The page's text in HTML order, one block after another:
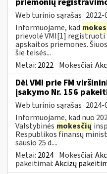
Web turinio sąrašas 2022-
Informuojame, kad
prievolė VMI[1]
apskaitos priemones.
šie teisės...
Metai: 2022 Mokesčiai:
Dėl VMI prie FM
įsakymo Nr. 156
Web turinio sąrašas 2024-
Informuojame, kad nuo
Valstybinės mokesčių
Respublikos finansų
sausio 25 d....
Metai: 2024 Mokesčiai:
pakeitimai:Akcizų